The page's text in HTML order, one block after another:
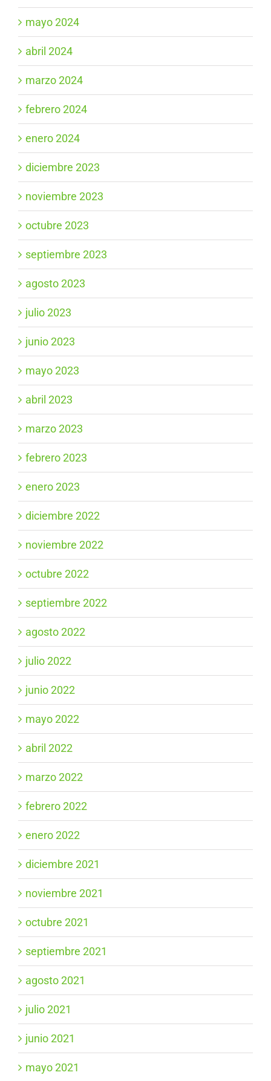
mayo 2024
abril 2024
marzo 2024
febrero 2024
enero 2024
diciembre 2023
noviembre 2023
octubre 2023
septiembre 2023
agosto 2023
julio 2023
junio 2023
mayo 2023
abril 2023
marzo 2023
febrero 2023
enero 2023
diciembre 2022
noviembre 2022
octubre 2022
septiembre 2022
agosto 2022
julio 2022
junio 2022
mayo 2022
abril 2022
marzo 2022
febrero 2022
enero 2022
diciembre 2021
noviembre 2021
octubre 2021
septiembre 2021
agosto 2021
julio 2021
junio 2021
mayo 2021